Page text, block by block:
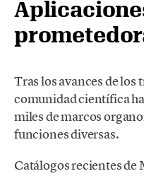
Tras los avances de los
comunidad científica
miles de marcos
funciones diversas.
Catálogos recientes